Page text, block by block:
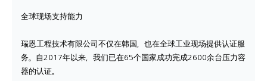
全球现场支持能力
瑞恩工程技术有限公司不仅在韩国，也在全球工业现场提供认证服
务。自2017年以来，我们已在65个国家成功完成2600余台压力容
器的认证。